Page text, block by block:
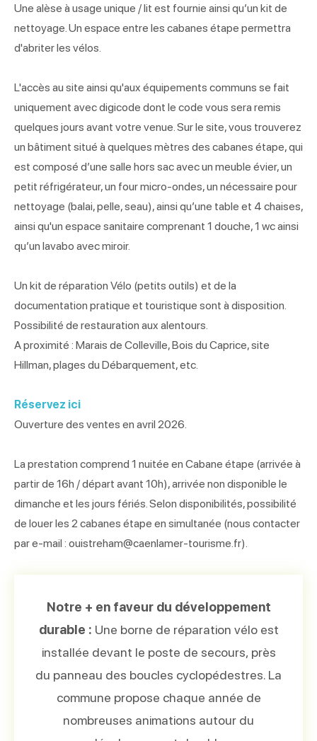
Une alèse à usage unique / lit est fournie ainsi qu’un kit de
nettoyage. Un espace entre les cabanes étape permettra
d'abriter les vélos.
L'accès au site ainsi qu'aux équipements communs se fait
uniquement avec digicode dont le code vous sera remis
quelques jours avant votre venue. Sur le site, vous trouverez
un bâtiment situé à quelques mètres des cabanes étape, qui
est composé d’une salle hors sac avec un meuble évier, un
petit réfrigérateur, un four micro-ondes, un nécessaire pour
nettoyage (balai, pelle, seau), ainsi qu’une table et 4 chaises,
ainsi qu'un espace sanitaire comprenant 1 douche, 1 wc ainsi
qu’un lavabo avec miroir.
Un kit de réparation Vélo (petits outils) et de la
documentation pratique et touristique sont à disposition.
Possibilité de restauration aux alentours.
A proximité : Marais de Colleville, Bois du Caprice, site
Hillman, plages du Débarquement, etc.
Réservez ici
Ouverture des ventes en avril 2026.
La prestation comprend 1 nuitée en Cabane étape (arrivée à
partir de 16h / départ avant 10h), arrivée non disponible le
dimanche et les jours fériés. Selon disponibilités, possibilité
de louer les 2 cabanes étape en simultanée (nous contacter
par e-mail : ouistreham@caenlamer-tourisme.fr).
Notre + en faveur du développement
durable : Une borne de réparation vélo est
installée devant le poste de secours, près
du panneau des boucles cyclopédestres. La
commune propose chaque année de
nombreuses animations autour du